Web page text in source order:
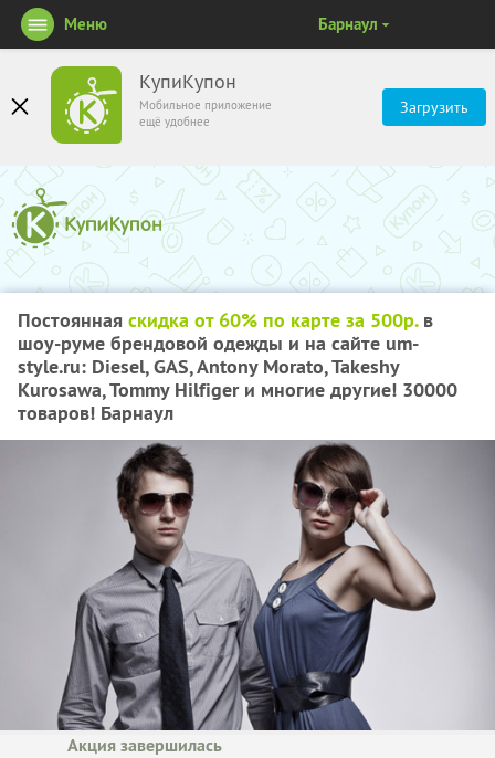
КупиКупон
Мобильное приложение
ещё удобнее
Загрузить
Меню Барнаул
Постоянная скидка от 60% по карте за 500р.в
шоу-руме брендовой одежды и на сайте um-
style.ru: Diesel, GAS, Antony Morato, Takeshy
Kurosawa, Tommy Hilfiger и многие другие! 30000
товаров! Барнаул
Акция завершилась